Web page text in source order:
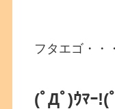
フタエゴ・・・
(ﾟДﾟ)ｳﾏｰ!(